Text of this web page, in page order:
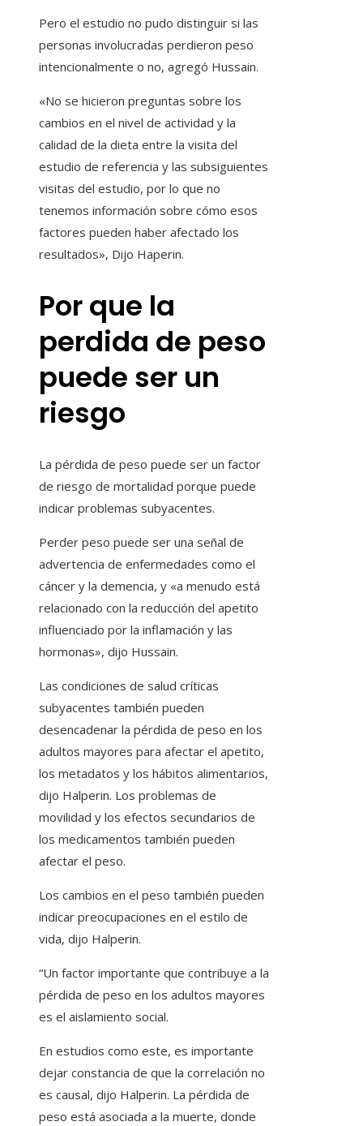
Pero el estudio no pudo distinguir si las
personas involucradas perdieron peso
intencionalmente o no, agregó Hussain.
«No se hicieron preguntas sobre los
cambios en el nivel de actividad y la
calidad de la dieta entre la visita del
estudio de referencia y las subsiguientes
visitas del estudio, por lo que no
tenemos información sobre cómo esos
factores pueden haber afectado los
resultados», Dijo Haperin.
Por que la
perdida de peso
puede ser un
riesgo
La pérdida de peso puede ser un factor
de riesgo de mortalidad porque puede
indicar problemas subyacentes.
Perder peso puede ser una señal de
advertencia de enfermedades como el
cáncer y la demencia, y «a menudo está
relacionado con la reducción del apetito
influenciado por la inflamación y las
hormonas», dijo Hussain.
Las condiciones de salud críticas
subyacentes también pueden
desencadenar la pérdida de peso en los
adultos mayores para afectar el apetito,
los metadatos y los hábitos alimentarios,
dijo Halperin. Los problemas de
movilidad y los efectos secundarios de
los medicamentos también pueden
afectar el peso.
Los cambios en el peso también pueden
indicar preocupaciones en el estilo de
vida, dijo Halperin.
“Un factor importante que contribuye a la
pérdida de peso en los adultos mayores
es el aislamiento social.
En estudios como este, es importante
dejar constancia de que la correlación no
es causal, dijo Halperin. La pérdida de
peso está asociada a la muerte, donde